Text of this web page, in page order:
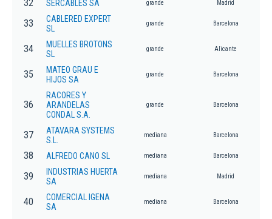
32 SERCABLES SA grande Madrid
33
CABLERED EXPERT
SL
grande Barcelona
34
MUELLES BROTONS
SL
grande Alicante
35
MATEO GRAU E
HIJOS SA
grande Barcelona
36
RACORES Y
ARANDELAS
CONDAL S.A.
grande Barcelona
37
ATAVARA SYSTEMS
S.L.
mediana Barcelona
38 ALFREDO CANO SL mediana Barcelona
39
INDUSTRIAS HUERTA
SA
mediana Madrid
40
COMERCIAL IGENA
SA
mediana Barcelona